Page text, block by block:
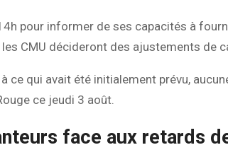
pour informer de ses capacités à
CMU décideront des ajustements de
ce qui avait été initialement prévu,
ce jeudi 3 août.
face aux retards